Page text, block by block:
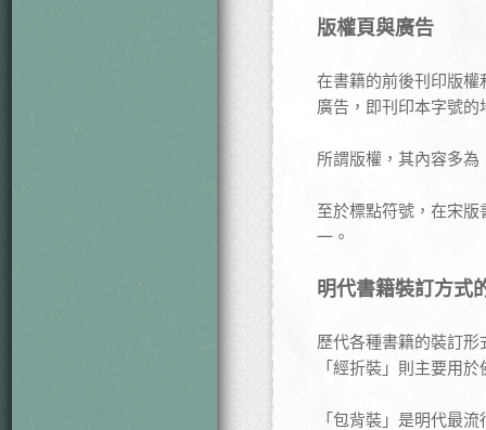
版權頁與廣告
在書籍的前後刊印版
廣告，即刊印本字號
所謂版權，其內容多
至於標點符號，在宋
一。
明代書籍裝訂方式
歷代各種書籍的裝訂
「經折裝」則主要用
「包背裝」是明代最